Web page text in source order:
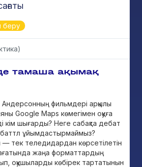
беру
тамаша ақымақ
Андерсонның фильмдері арқылы
Google Maps көмегімен оқуға
кім шығарды? Неге сабақта дебат
баттл ұйымдастырмаймыз?
— тек теледидардан көрсетілетін
жаңа форматтардың
оқушыларды көбірек тартатынын